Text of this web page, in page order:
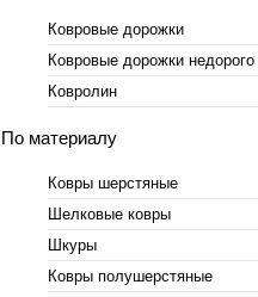
Ковровые дорожки
Ковровые дорожки недорого
Ковролин
По материалу
Ковры шерстяные
Шелковые ковры
Шкуры
Ковры полушерстяные